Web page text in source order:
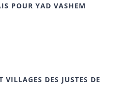
POUR YAD VASHEM
VILLAGES DES JUSTES DE